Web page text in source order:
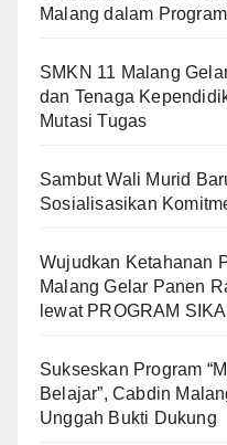
Malang dalam
SMKN 11 Malang
dan Tenaga
Mutasi Tugas
Sambut Wali Murid
Sosialisasikan
Wujudkan Ketahanan
Malang Gelar Panen
lewat PROGRAM
Sukseskan Program
Belajar”, Cabdin
Unggah Bukti Dukung